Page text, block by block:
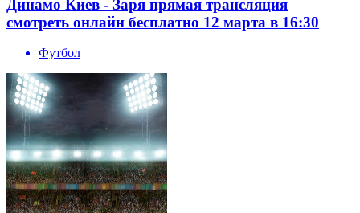
Динамо Киев - Заря прямая трансляция
смотреть онлайн бесплатно 12 марта в 16:30
Футбол